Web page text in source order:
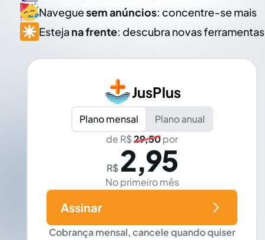
Naveguesem anúncios: concentre-se mais
Esteja na frente: descubra novas ferramentas
JusPlus
Plano mensal
Plano anual
de R$29,50por
R$ 2,95
No primeiro mês
Cobrança mensal, cancele quando quiser
Assinar